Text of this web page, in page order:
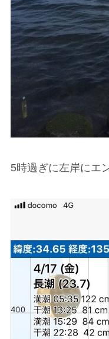
5時過ぎに左岸にエ